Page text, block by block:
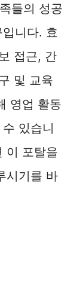
들의 성공
니다. 효
접근, 간
및 교육
영업 활동
있습니
이 포탈을
시기를 바